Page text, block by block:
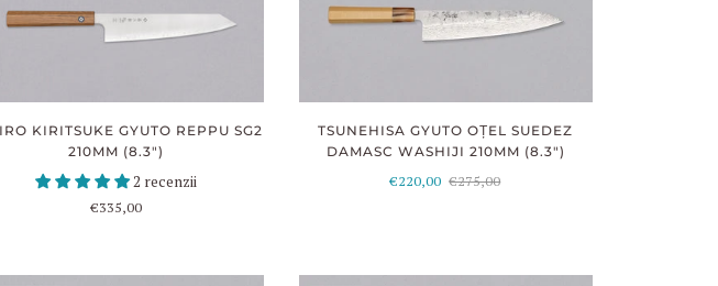
KIRITSUKE GYUTO REPPU SG2
210MM (8.3")
2 recenzii
€335,00
TSUNEHISA GYUTO OȚEL SUEDEZ
DAMASC WASHIJI 210MM (8.3")
€220,00 €275,00